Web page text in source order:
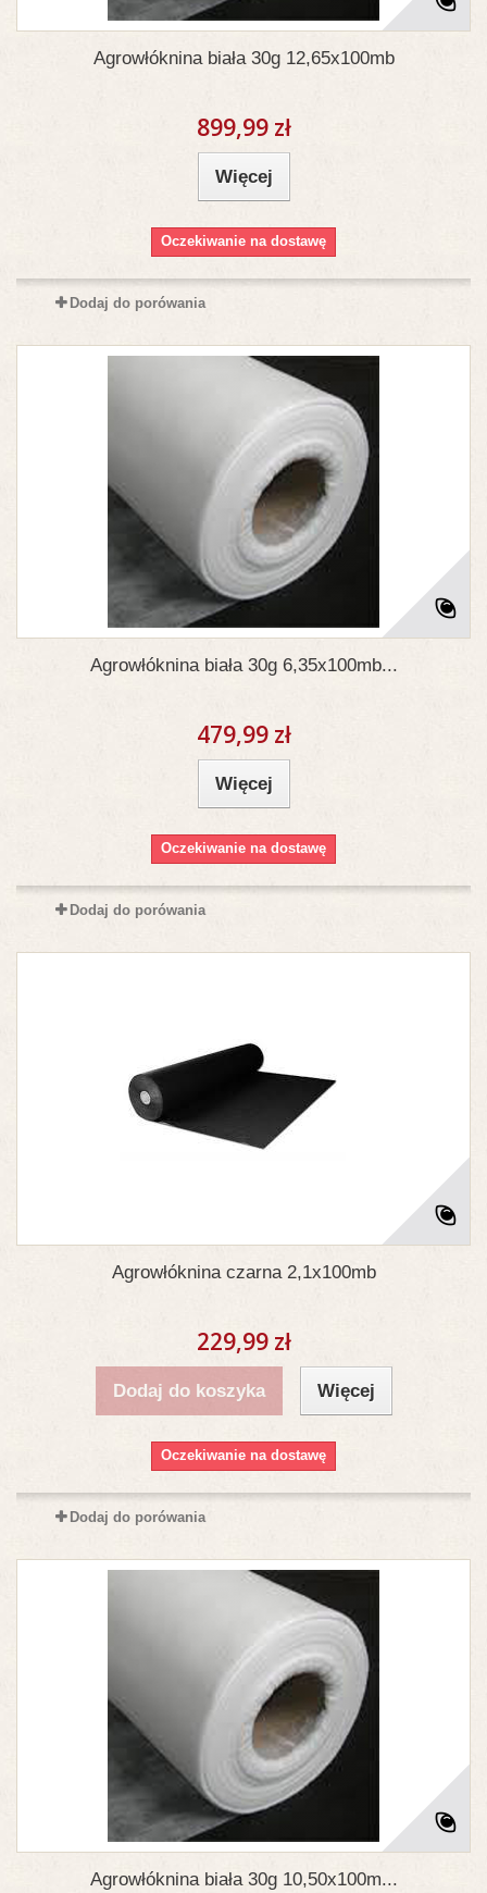
Agrowłóknina biała 30g 12,65x100mb
899,99 zł
Więcej
Oczekiwanie na dostawę
Dodaj do porówania
Agrowłóknina biała 30g 6,35x100mb...
479,99 zł
Więcej
Oczekiwanie na dostawę
Dodaj do porówania
Agrowłóknina czarna 2,1x100mb
229,99 zł
Dodaj do koszyka Więcej
Oczekiwanie na dostawę
Dodaj do porówania
Agrowłóknina biała 30g 10,50x100m...